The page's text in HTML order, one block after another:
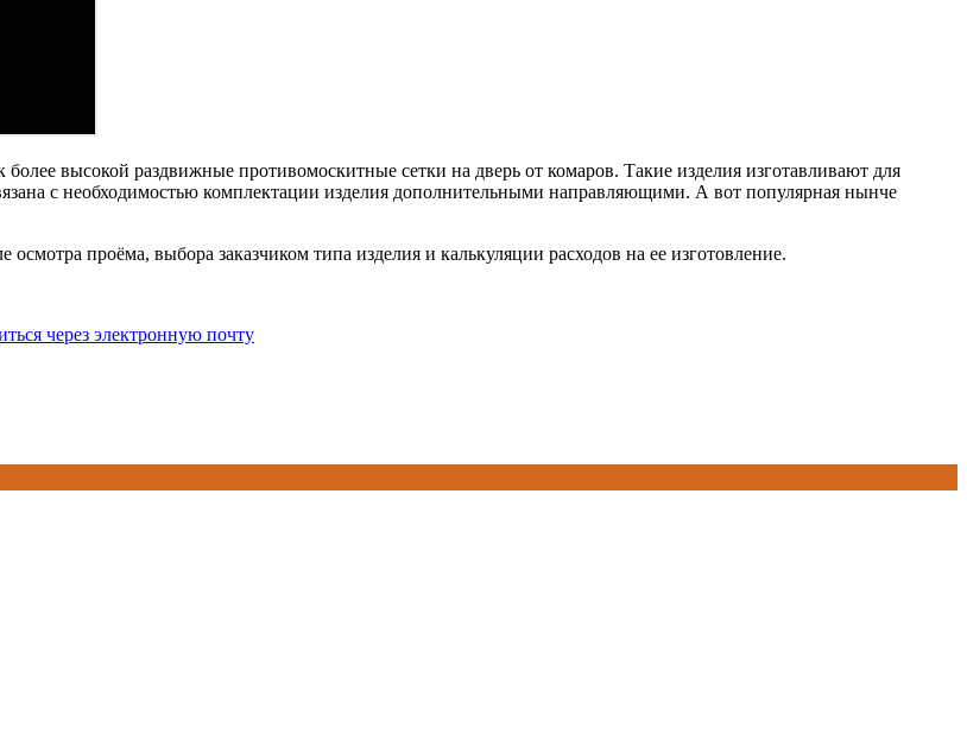
высокой раздвижные противомоскитные сетки на дверь от комаров. Такие изделия изготавливают для
с необходимостью комплектации изделия дополнительными направляющими. А вот популярная нынче
проёма, выбора заказчиком типа изделия и калькуляции расходов на ее изготовление.
через электронную почту